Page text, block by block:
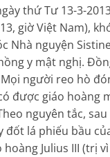
thứ Tư 13-3-
giờ Việt Nam),
Nhà nguyện
y mật nghị.
người reo hò
được giáo hoàng
nguyên tắc,
đốt lá phiếu bầu
Julius III (trị